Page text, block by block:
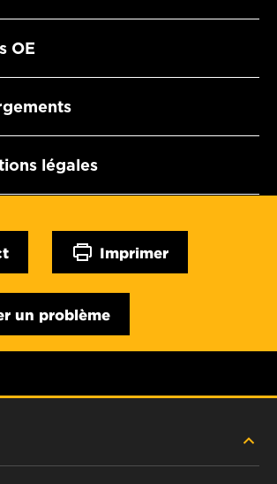
OE
légales
Imprimer
un problème